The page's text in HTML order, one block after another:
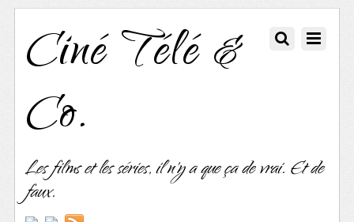
Ciné Télé &
Co.
Les films et les séries, il n'y a que ça de vrai. Et de
faux.